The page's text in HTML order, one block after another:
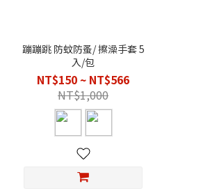
蹦蹦跳 防蚊防蚤/ 擦澡手套 5
入/包
NT$150 ~ NT$566
NT$1,000